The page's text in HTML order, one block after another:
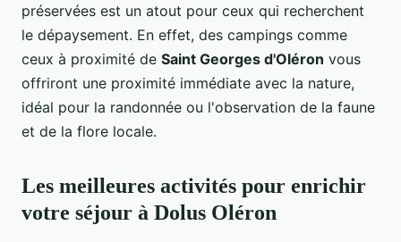
préservées est un atout pour ceux qui recherchent
le dépaysement. En effet, des campings comme
ceux à proximité de Saint Georges d'Oléron vous
offriront une proximité immédiate avec la nature,
idéal pour la randonnée ou l'observation de la faune
et de la flore locale.
Les meilleures activités pour enrichir
votre séjour à Dolus Oléron